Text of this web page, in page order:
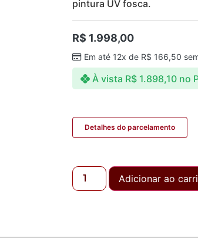
pintura UV fosca.
R$ 1.998,00
Em até 12x de R$ 166,50
À vista R$1.898,10 no
Detalhes do parcelamento
Adicionar ao